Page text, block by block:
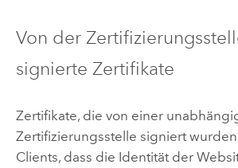
Von der
signierte Zertifikate
Zertifikate, die von einer
Zertifizierungsstelle signiert
Clients, dass die Identität der